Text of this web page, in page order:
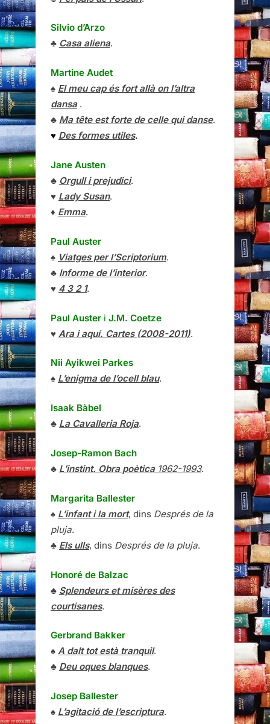
Silvio d’Arzo
♣ Casa aliena.
Martine Audet
♠ El meu cap és fort allà on l’altra
dansa.
♣ Ma tête est forte de celle qui danse.
♥ Des formes utiles.
Jane Austen
♣ Orgull i prejudici.
♥ Lady Susan.
♦ Emma.
Paul Auster
♠ Viatges per l’Scriptorium.
♣ Informe de l’interior.
♥ 4 3 2 1.
Paul Auster i J.M. Coetze
♥ Ara i aquí. Cartes (2008-2011).
Nii Ayikwei Parkes
♠ L’enigma de l’ocell blau.
Isaak Bàbel
♣ La Cavalleria Roja.
Josep-Ramon Bach
♣ L’instint. Obra poètica1962-1993.
Margarita Ballester
♠ L’infant i la mort, dins Després de la
pluja.
♣ Els ulls, dins Després de la pluja.
Honoré de Balzac
♣ Splendeurs et misères des
courtisanes.
Gerbrand Bakker
♠ A dalt tot està tranquil.
♣ Deu oques blanques.
Josep Ballester
♠ L’agitació de l’escriptura.